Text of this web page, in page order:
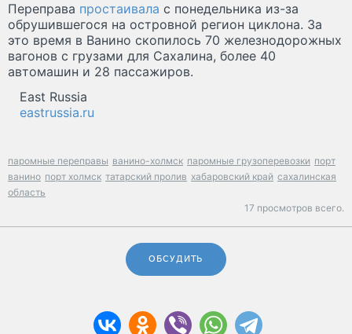
Переправа простаивала с понедельника из-за
обрушившегося на островной регион циклона. За
это время в Ванино скопилось 70 железнодорожных
вагонов с грузами для Сахалина, более 40
автомашин и 28 пассажиров.
East Russia
eastrussia.ru
паромные переправы ванино-холмск паромные грузоперевозки порт
ванино порт холмск татарский пролив хабаровский край сахалинская
область
17 просмотров всего.
ОБСУДИТЬ